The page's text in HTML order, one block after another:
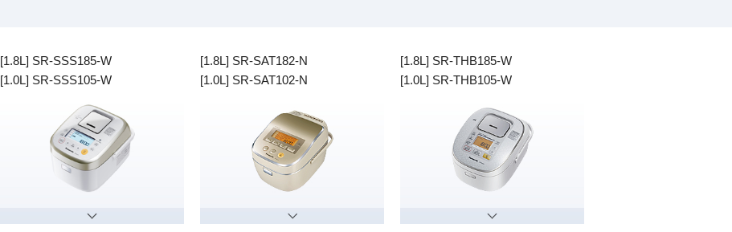
[1.8L] SR-SSS185-W
[1.0L] SR-SSS105-W
[1.8L] SR-SAT182-N
[1.0L] SR-SAT102-N
[1.8L] SR-THB185-W
[1.0L] SR-THB105-W